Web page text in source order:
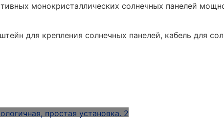
монокристаллических солнечных панелей
для крепления солнечных панелей, кабель для